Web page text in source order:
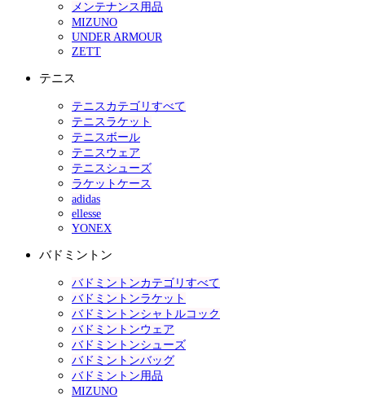
メンテナンス用品
MIZUNO
UNDER ARMOUR
ZETT
テニス
テニスカテゴリすべて
テニスラケット
テニスボール
テニスウェア
テニスシューズ
ラケットケース
adidas
ellesse
YONEX
バドミントン
バドミントンカテゴリすべて
バドミントンラケット
バドミントンシャトルコック
バドミントンウェア
バドミントンシューズ
バドミントンバッグ
バドミントン用品
MIZUNO